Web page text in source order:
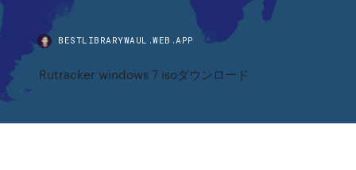
BESTLIBRARYWAUL.WEB.APP
Rutracker windows 7 isoダウンロード